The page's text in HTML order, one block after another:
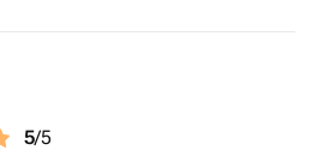
5/5